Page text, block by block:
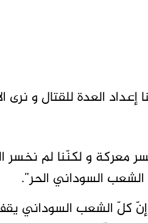
العدة للقتال و نرى
معركة و لكنّنا لم
السوداني الحر”.
إنّ كلّ الشعب السوداني